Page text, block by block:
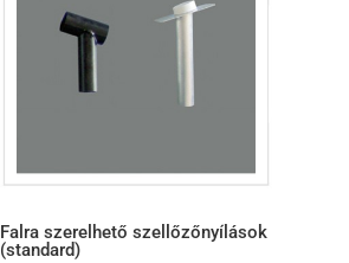
Falra szerelhető szellőzőnyílások
(standard)